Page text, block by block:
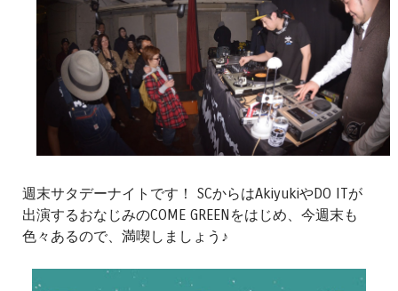
週末サタデーナイトです！ SCからはAkiyukiやDO ITが
出演するおなじみのCOME GREENをはじめ、今週末も
色々あるので、満喫しましょう♪